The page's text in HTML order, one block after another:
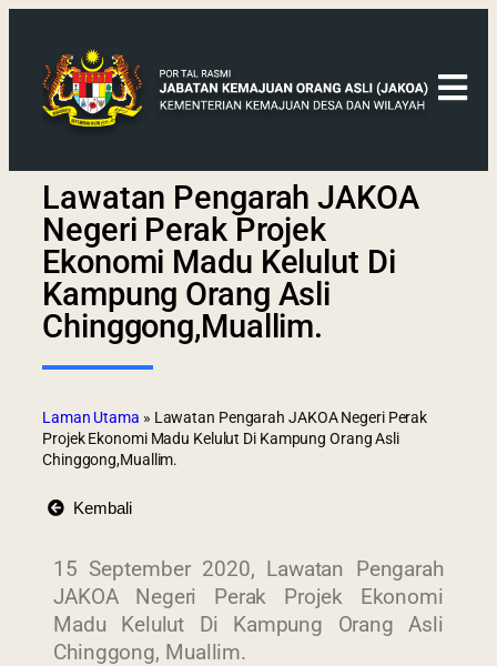
Lawatan Pengarah JAKOA
Negeri Perak Projek
Ekonomi Madu Kelulut Di
Kampung Orang Asli
Chinggong,Muallim.
Laman Utama » Lawatan Pengarah JAKOA Negeri Perak
Projek Ekonomi Madu Kelulut Di Kampung Orang Asli
Chinggong,Muallim.
Kembali
15 September 2020, Lawatan Pengarah
JAKOA Negeri Perak Projek Ekonomi
Madu Kelulut Di Kampung Orang Asli
Chinggong, Muallim.